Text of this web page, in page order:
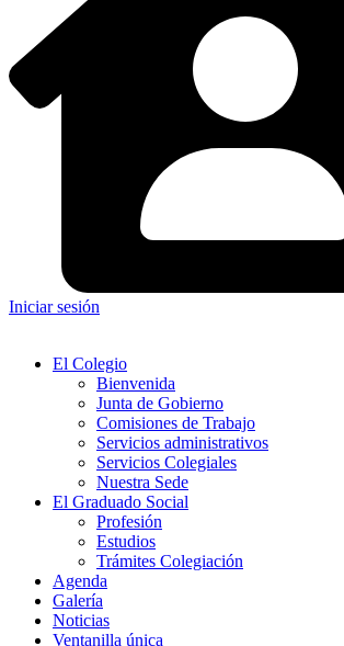
Iniciar sesión
El Colegio
Bienvenida
Junta de Gobierno
Comisiones de Trabajo
Servicios administrativos
Servicios Colegiales
Nuestra Sede
El Graduado Social
Profesión
Estudios
Trámites Colegiación
Agenda
Galería
Noticias
Ventanilla única